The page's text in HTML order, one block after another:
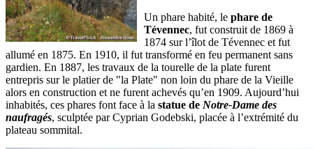
Un phare habité, le phare de
Tévennec, fut construit de 1869 à
1874 sur l’îlot de Tévennec et fut
allumé en 1875. En 1910, il fut transformé en feu permanent sans
gardien. En 1887, les travaux de la tourelle de la plate furent
entrepris sur le platier de "la Plate" non loin du phare de la Vieille
alors en construction et ne furent achevés qu’en 1909. Aujourd’hui
inhabités, ces phares font face à la statue de Notre-Dame des
naufragés, sculptée par Cyprian Godebski, placée à l’extrémité du
plateau sommital.